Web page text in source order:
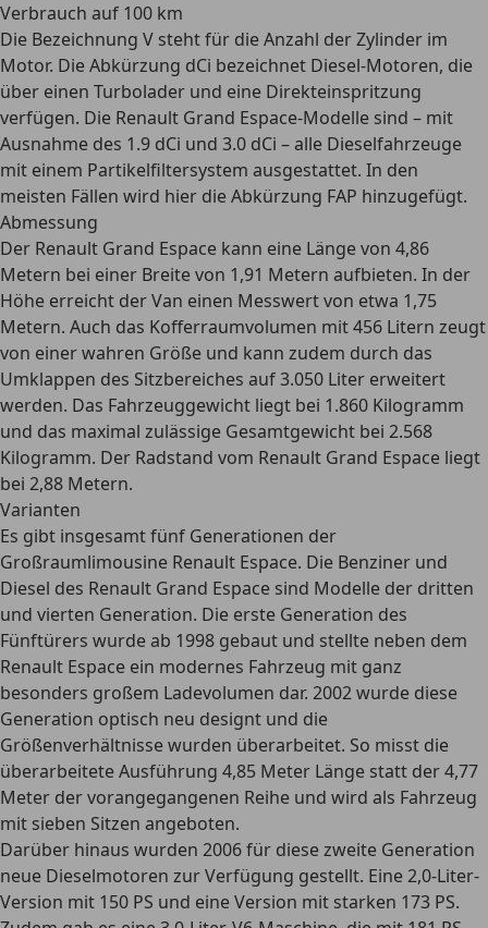
Verbrauch auf 100 km
Die Bezeichnung V steht für die Anzahl der Zylinder im
Motor. Die Abkürzung dCi bezeichnet Diesel-Motoren, die
über einen Turbolader und eine Direkteinspritzung
verfügen. Die Renault Grand Espace-Modelle sind – mit
Ausnahme des 1.9 dCi und 3.0 dCi – alle Dieselfahrzeuge
mit einem Partikelfiltersystem ausgestattet. In den
meisten Fällen wird hier die Abkürzung FAP hinzugefügt.
Abmessung
Der Renault Grand Espace kann eine Länge von 4,86
Metern bei einer Breite von 1,91 Metern aufbieten. In der
Höhe erreicht der Van einen Messwert von etwa 1,75
Metern. Auch das Kofferraumvolumen mit 456 Litern zeugt
von einer wahren Größe und kann zudem durch das
Umklappen des Sitzbereiches auf 3.050 Liter erweitert
werden. Das Fahrzeuggewicht liegt bei 1.860 Kilogramm
und das maximal zulässige Gesamtgewicht bei 2.568
Kilogramm. Der Radstand vom Renault Grand Espace liegt
bei 2,88 Metern.
Varianten
Es gibt insgesamt fünf Generationen der
Großraumlimousine Renault Espace. Die Benziner und
Diesel des Renault Grand Espace sind Modelle der dritten
und vierten Generation. Die erste Generation des
Fünftürers wurde ab 1998 gebaut und stellte neben dem
Renault Espace ein modernes Fahrzeug mit ganz
besonders großem Ladevolumen dar. 2002 wurde diese
Generation optisch neu designt und die
Größenverhältnisse wurden überarbeitet. So misst die
überarbeitete Ausführung 4,85 Meter Länge statt der 4,77
Meter der vorangegangenen Reihe und wird als Fahrzeug
mit sieben Sitzen angeboten.
Darüber hinaus wurden 2006 für diese zweite Generation
neue Dieselmotoren zur Verfügung gestellt. Eine 2,0-Liter-
Version mit 150 PS und eine Version mit starken 173 PS.